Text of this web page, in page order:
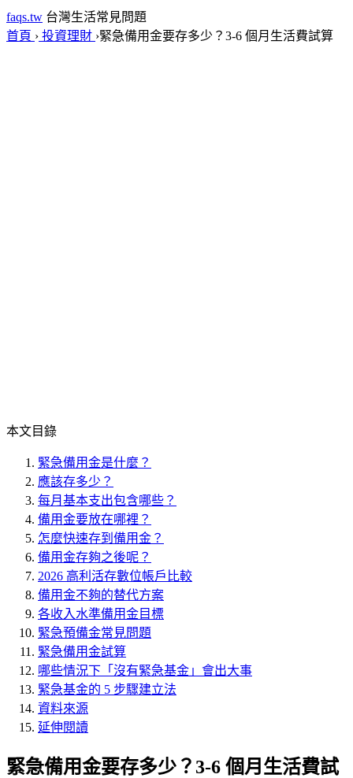
faqs.tw 台灣生活常見問題
首頁 › 投資理財 ›緊急備用金要存多少？3-6 個月生活費試算
本文目錄
緊急備用金是什麼？
應該存多少？
每月基本支出包含哪些？
備用金要放在哪裡？
怎麼快速存到備用金？
備用金存夠之後呢？
2026 高利活存數位帳戶比較
備用金不夠的替代方案
各收入水準備用金目標
緊急預備金常見問題
緊急備用金試算
哪些情況下「沒有緊急基金」會出大事
緊急基金的 5 步驟建立法
資料來源
延伸閱讀
緊急備用金要存多少？3-6 個月生活費試